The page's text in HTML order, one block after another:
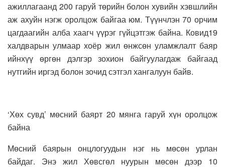
ажиллагаанд 200 гаруй төрийн болон хувийн хэвшлийн
аж ахуйн нэгж оролцож байгаа юм. Түүнчлэн 70 орчим
цагдаагийн алба хаагч үүрэг гүйцэтгэж байна. Ковид19
халдварын улмаар хоёр жил өнжсөн уламжлалт баяр
ийнхүү өргөн дэлгэр зохион байгуулагдаж байгаад
нутгийн иргэд болон зочид сэтгэл хангалуун байв.
‘Хөх сувд’ мөсний баярт 20 мянга гаруй хүн оролцож
байна
Мөсний баярын онцлогуудын нэг нь мөсөн урлан
байдаг. Энэ жил Хөвсгөл нуурын мөсөн дээр 10